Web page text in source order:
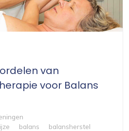
van
voor Balans
balans
balansherstel